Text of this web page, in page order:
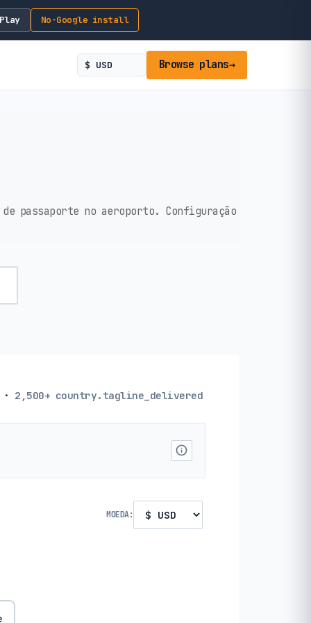
No-Google install
Browse plans→
passaporte no aeroporto. Configuração
2,500+ country.tagline_delivered
MOEDA: